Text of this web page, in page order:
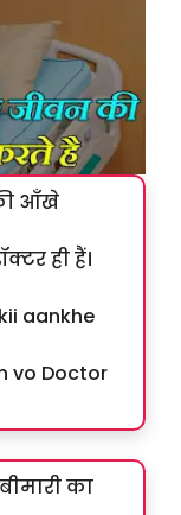
आँखे
ही हैं।
aankhe
vo Doctor
का